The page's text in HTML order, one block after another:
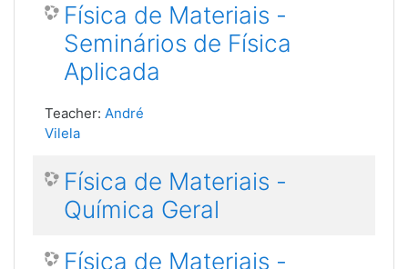
Física de Materiais -
Seminários de Física
Aplicada
Teacher: André
Vilela
Física de Materiais -
Química Geral
Física de Materiais -